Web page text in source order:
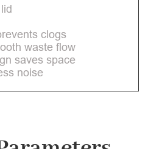
clogs
waste flow
saves space
noise